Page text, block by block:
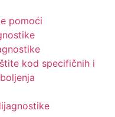
pomoći
kod specifičnih i